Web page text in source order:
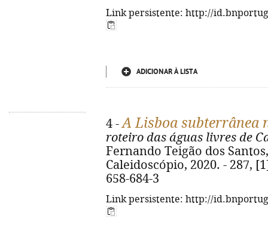
Link persistente: http://
ADICIONAR À LISTA
4 -A Lisboa subterrânea
roteiro das águas livres de
Fernando Teigão dos
Caleidoscópio, 2020. - 287,
658-684-3
Link persistente: http://